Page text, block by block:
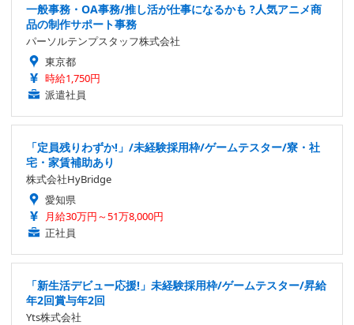
一般事務・OA事務/推し活が仕事になるかも ?人気アニメ商
品の制作サポート事務
パーソルテンプスタッフ株式会社
東京都
時給1,750円
派遣社員
「定員残りわずか!」/未経験採用枠/ゲームテスター/寮・社
宅・家賃補助あり
株式会社HyBridge
愛知県
月給30万円～51万8,000円
正社員
「新生活デビュー応援!」未経験採用枠/ゲームテスター/昇給
年2回賞与年2回
Yts株式会社